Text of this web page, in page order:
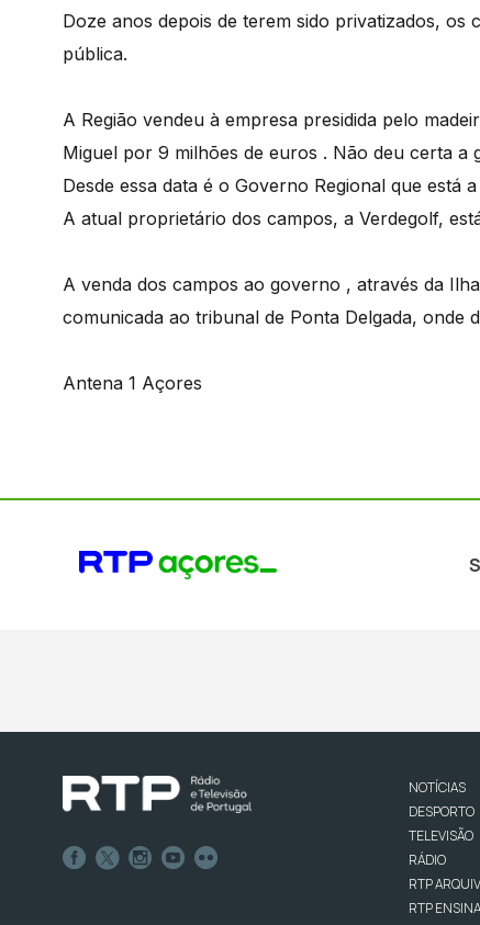
Doze anos depois de terem sido privatizados, os
pública.
A Região vendeu à empresa presidida pelo
Miguel por 9 milhões de euros . Não deu certa a
Desde essa data é o Governo Regional que está
A atual proprietário dos campos, a Verdegolf,
A venda dos campos ao governo , através da
comunicada ao tribunal de Ponta Delgada, onde
Antena 1 Açores
NOTÍCIAS
DESPORTO
TELEVISÃO
RÁDIO
RTP
RTP ENSINA